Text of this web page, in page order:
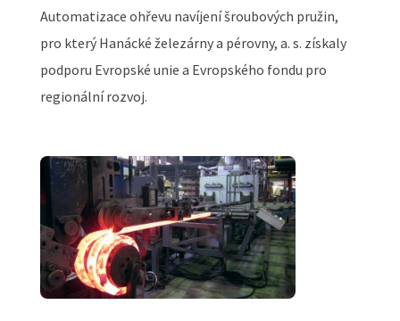
Automatizace ohřevu navíjení šroubových pružin,
pro který Hanácké železárny a pérovny, a. s. získaly
podporu Evropské unie a Evropského fondu pro
regionální rozvoj.